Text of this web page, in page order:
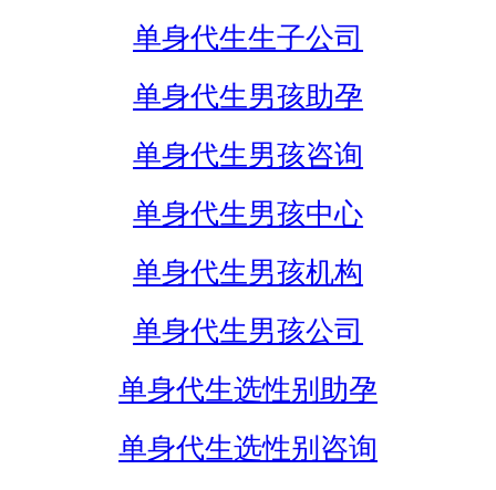
单身代生生子公司
单身代生男孩助孕
单身代生男孩咨询
单身代生男孩中心
单身代生男孩机构
单身代生男孩公司
单身代生选性别助孕
单身代生选性别咨询